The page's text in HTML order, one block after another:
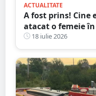
ACTUALITATE
A fost prins! Cine
atacat o femeie
plină zi, pe stradă
18 iulie 2026